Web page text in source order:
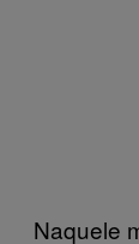
Naquele